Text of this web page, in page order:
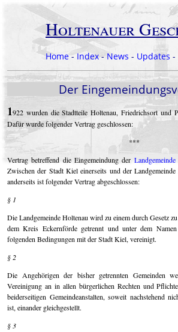
Holtenauer
Home-Index- News - Updates -
Der
1922 wurden die Stadtteile Holtenau, Friedrichsort und
Dafür wurde folgender Vertrag geschlossen:
***
Vertrag betreffend die Eingemeindung der
Zwischen der Stadt Kiel einerseits und der
anderseits ist folgender Vertrag abgeschlossen:
§ 1
Die Landgemeinde Holtenau wird zu einem durch Gesetz
dem Kreis Eckernförde getrennt und unter dem
folgenden Bedingungen mit der Stadt Kiel, vereinigt.
§ 2
Die Angehörigen der bisher getrennten Gemeinden
Vereinigung an in allen bürgerlichen Rechten und
beiderseitigen Gemeindeanstalten, soweit nachstehend
ist, einander gleichgestellt.
§ 3